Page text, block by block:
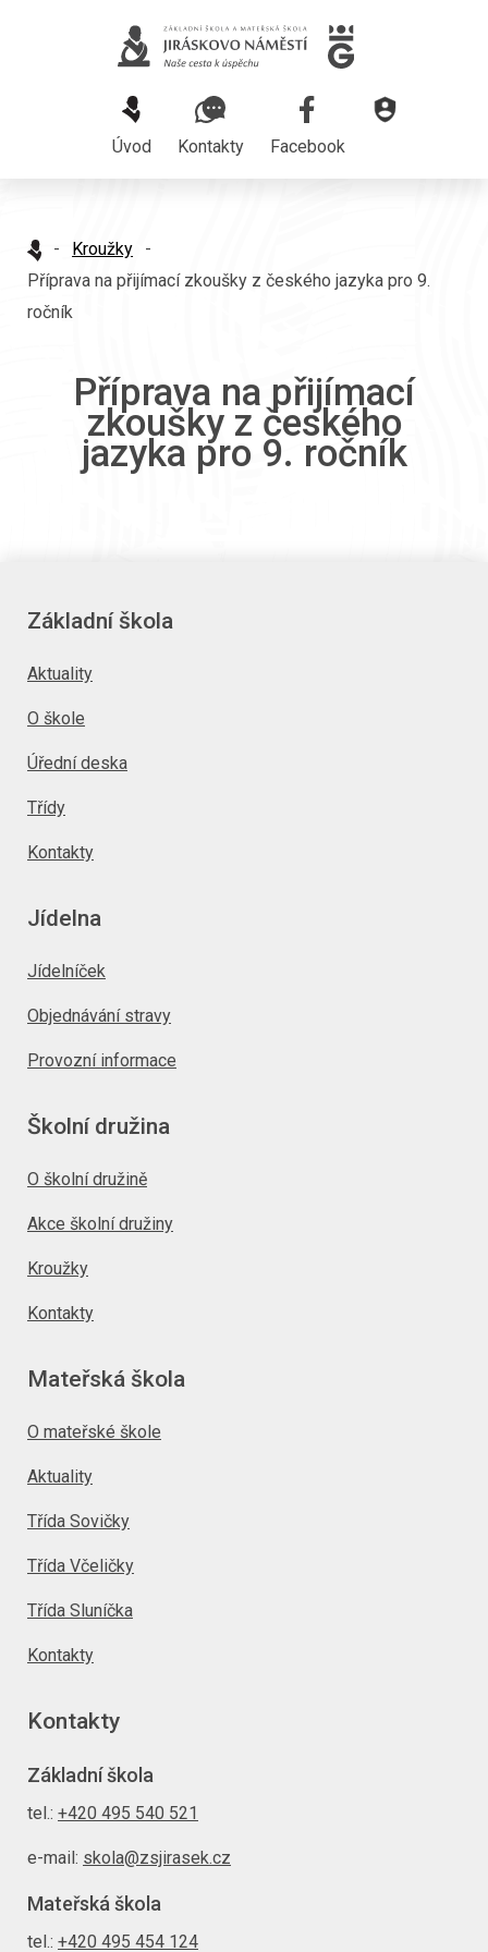
Úvod Kontakty Facebook
- Kroužky
-
Příprava na přijímací zkoušky z českého jazyka pro 9.
ročník
Příprava na přijímací
zkoušky z českého
jazyka pro 9. ročník
Základní škola
Aktuality
O škole
Úřední deska
Třídy
Kontakty
Jídelna
Jídelníček
Objednávání stravy
Provozní informace
Školní družina
O školní družině
Akce školní družiny
Kroužky
Kontakty
Mateřská škola
O mateřské škole
Aktuality
Třída Sovičky
Třída Včeličky
Třída Sluníčka
Kontakty
Kontakty
Základní škola
tel.: +420 495 540 521
e-mail: skola@zsjirasek.cz
Mateřská škola
tel.: +420 495 454 124